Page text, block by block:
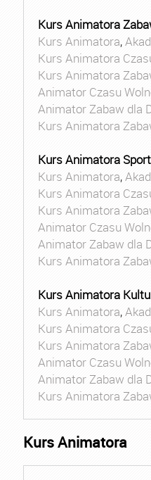
Kurs Animatora
Kurs Animatora,
Kurs Animatora
Kurs Animatora
Animator Czasu
Animator Zabaw dla
Kurs Animatora
Kurs Animatora
Kurs Animatora,
Kurs Animatora
Kurs Animatora
Animator Czasu
Animator Zabaw dla
Kurs Animatora
Kurs Animatora
Kurs Animatora,
Kurs Animatora
Kurs Animatora
Animator Czasu
Animator Zabaw dla
Kurs Animatora
Kurs Animatora